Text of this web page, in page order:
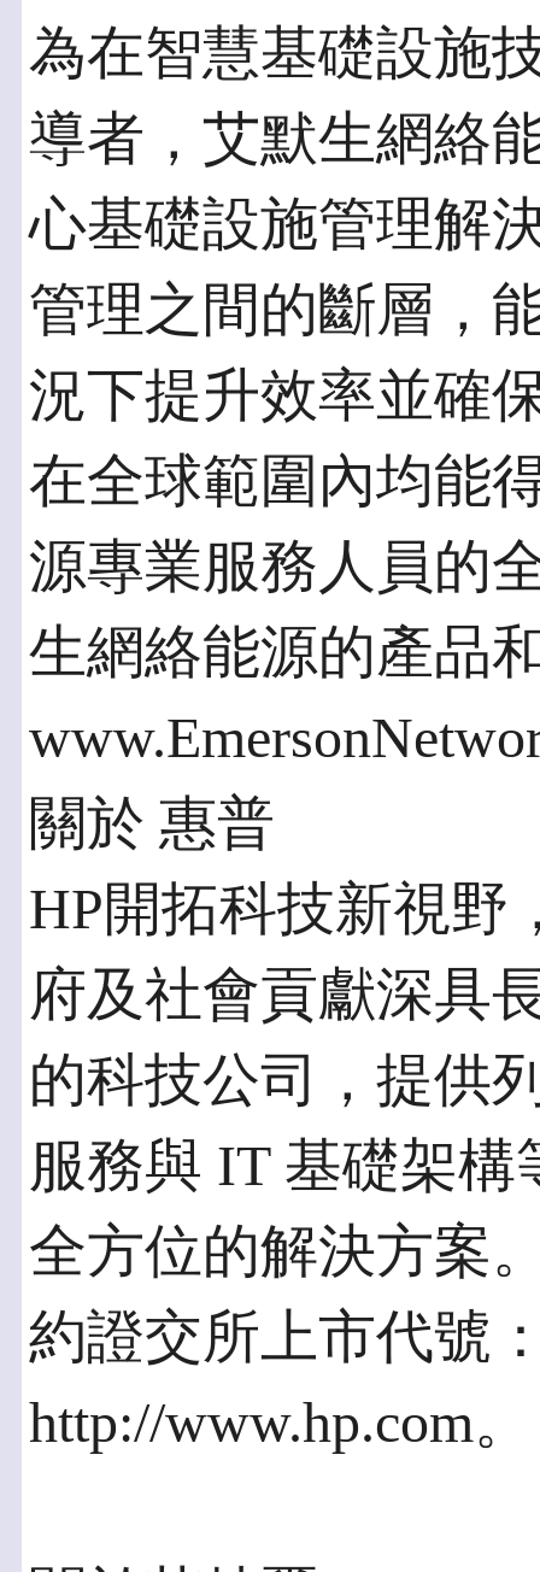
為在智慧基礎設施
導者，艾默生網絡
心基礎設施管理解
管理之間的斷層，
況下提升效率並確
在全球範圍內均能
源專業服務人員的
生網絡能源的產品
關於 惠普
HP開拓科技新視野
府及社會貢獻深具
的科技公司，提供
服務與 IT 基礎架
全方位的解決方案
約證交所上市代號
http://www.hp.com。